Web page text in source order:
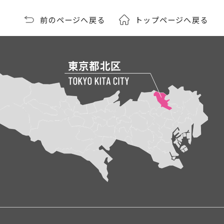
前のページへ戻る トップページへ戻る